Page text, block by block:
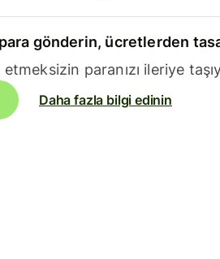
para gönderin, ücretlerden
paranızı ileriye
Daha fazla bilgi edinin